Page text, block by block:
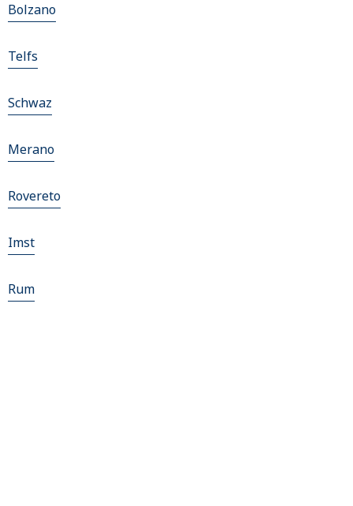
Bolzano
Telfs
Schwaz
Merano
Rovereto
Imst
Rum